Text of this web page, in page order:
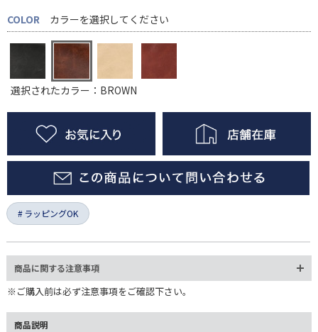
COLOR
カラーを選択してください
選択されたカラー：BROWN
ラッピングOK
商品に関する注意事項
※ご購入前は必ず注意事項をご確認下さい。
商品説明